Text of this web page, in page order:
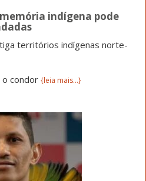
indígena pode
territórios indígenas norte-
condor {leia mais...}